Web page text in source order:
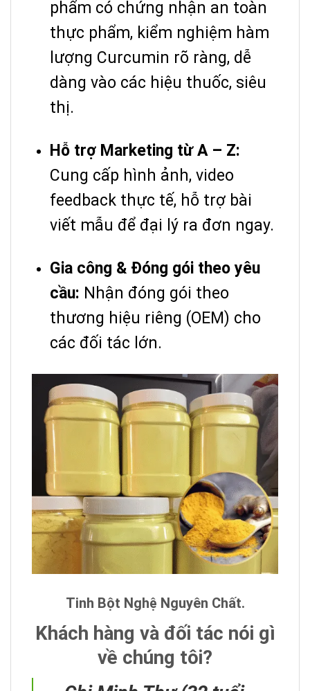
phẩm có chứng nhận an toàn
thực phẩm, kiểm nghiệm hàm
lượng Curcumin rõ ràng, dễ
dàng vào các hiệu thuốc, siêu
thị.
Hỗ trợ Marketing từ A – Z:
Cung cấp hình ảnh, video
feedback thực tế, hỗ trợ bài
viết mẫu để đại lý ra đơn ngay.
Gia công & Đóng gói theo yêu
cầu: Nhận đóng gói theo
thương hiệu riêng (OEM) cho
các đối tác lớn.
Tinh Bột Nghệ Nguyên Chất.
Khách hàng và đối tác nói gì
về chúng tôi?